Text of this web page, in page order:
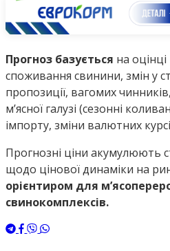
Прогноз базується на
споживання свинини, змін у
пропозиції, вагомих
м’ясної галузі (сезонні
імпорту, зміни валютних
Прогнозні ціни акумулюють
щодо цінової динаміки на
орієнтиром для
свинокомплексів.